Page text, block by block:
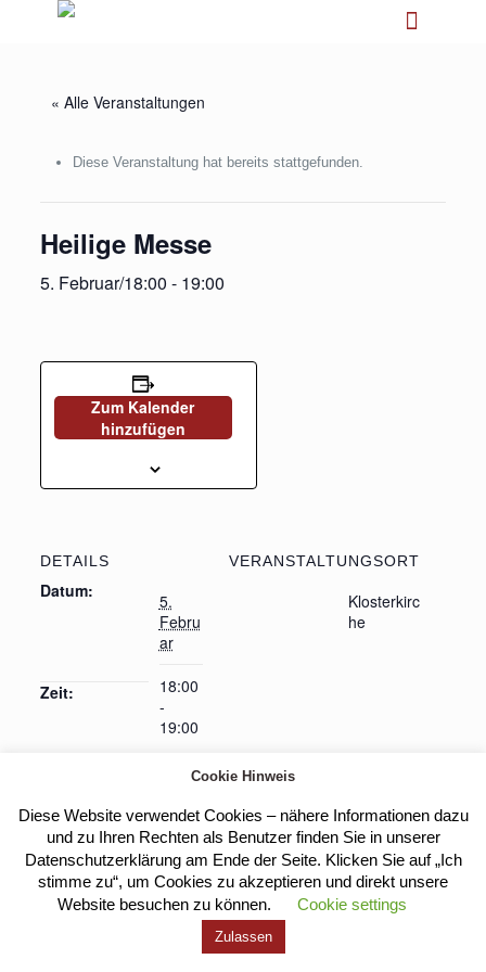
« Alle Veranstaltungen
Diese Veranstaltung hat bereits stattgefunden.
Heilige Messe
5. Februar/18:00 - 19:00
Zum Kalender
hinzufügen
DETAILS
Datum:
5.
Febru
ar
Zeit:
18:00
-
19:00
VERANSTALTUNGSORT
Klosterkirc
he
Eucharistische Anbetung Heilige Messe
Kloster Heilig Kreuz |Impressum Datenschutz
Cookie Hinweis
Diese Website verwendet Cookies – nähere Informationen dazu
und zu Ihren Rechten als Benutzer finden Sie in unserer
Datenschutzerklärung am Ende der Seite. Klicken Sie auf „Ich
stimme zu“, um Cookies zu akzeptieren und direkt unsere
Website besuchen zu können.
Cookie settings
Zulassen